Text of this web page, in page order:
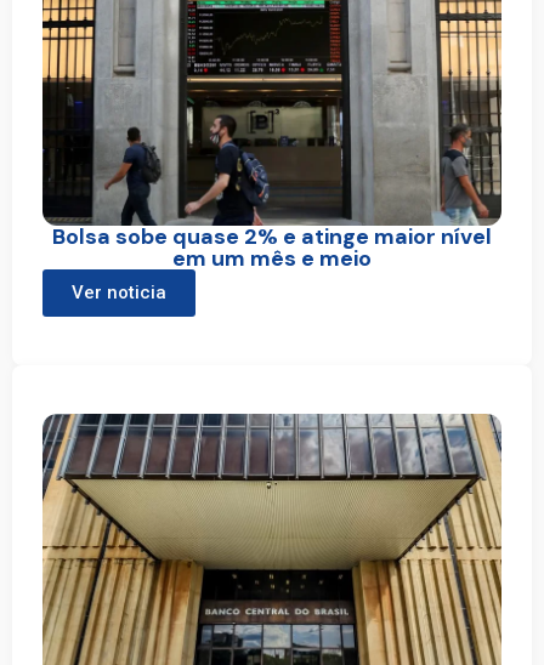
Bolsa sobe quase 2% e atinge maior nível
em um mês e meio
Ver noticia